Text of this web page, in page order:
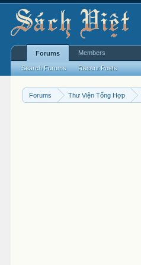
Forums Thư Viện Tổng Hợp
Forums
Search Forums Recent Posts
Members